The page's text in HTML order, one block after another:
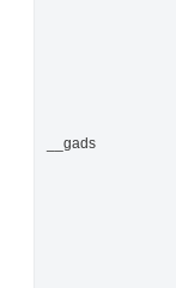
__gads